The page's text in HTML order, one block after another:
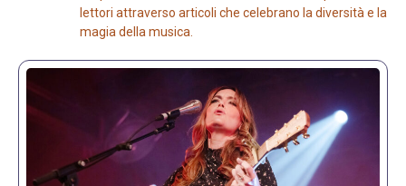
lettori attraverso articoli che celebrano la diversità e la
magia della musica.